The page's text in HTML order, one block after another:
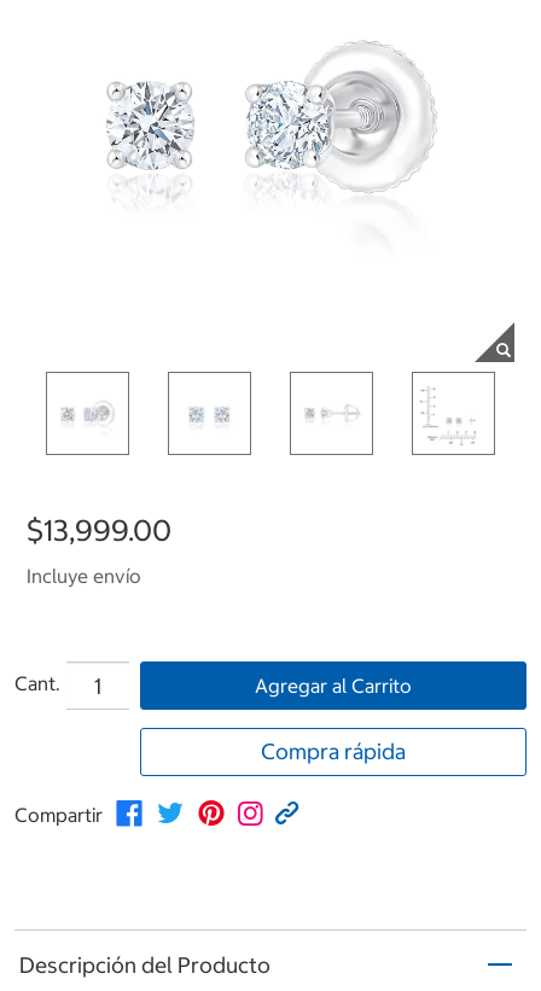
$13,999.00
Incluye envío
Cant. Agregar al Carrito
Compra rápida
Compartir
Descripción del Producto